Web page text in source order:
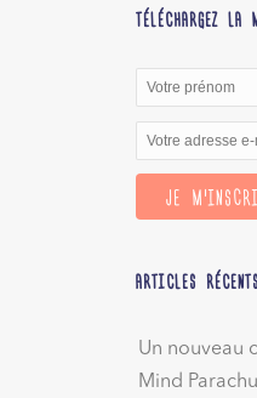
TÉLÉCHARGEZ
ARTICLES RÉCENTS
Un nouveau
Mind